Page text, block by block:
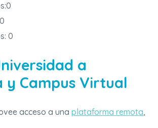
0
a
y Campus Virtual
acceso a una plataforma remota,